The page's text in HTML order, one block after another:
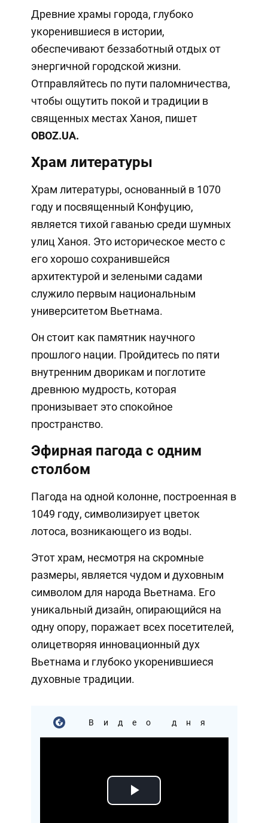
Древние храмы города, глубоко
укоренившиеся в истории,
обеспечивают беззаботный отдых от
энергичной городской жизни.
Отправляйтесь по пути паломничества,
чтобы ощутить покой и традиции в
священных местах Ханоя, пишет
OBOZ.UA.
Храм литературы
Храм литературы, основанный в 1070
году и посвященный Конфуцию,
является тихой гаванью среди шумных
улиц Ханоя. Это историческое место с
его хорошо сохранившейся
архитектурой и зелеными садами
служило первым национальным
университетом Вьетнама.
Он стоит как памятник научного
прошлого нации. Пройдитесь по пяти
внутренним дворикам и поглотите
древнюю мудрость, которая
пронизывает это спокойное
пространство.
Эфирная пагода с одним
столбом
Пагода на одной колонне, построенная в
1049 году, символизирует цветок
лотоса, возникающего из воды.
Этот храм, несмотря на скромные
размеры, является чудом и духовным
символом для народа Вьетнама. Его
уникальный дизайн, опирающийся на
одну опору, поражает всех посетителей,
олицетворяя инновационный дух
Вьетнама и глубоко укоренившиеся
духовные традиции.
Видео дня
Play